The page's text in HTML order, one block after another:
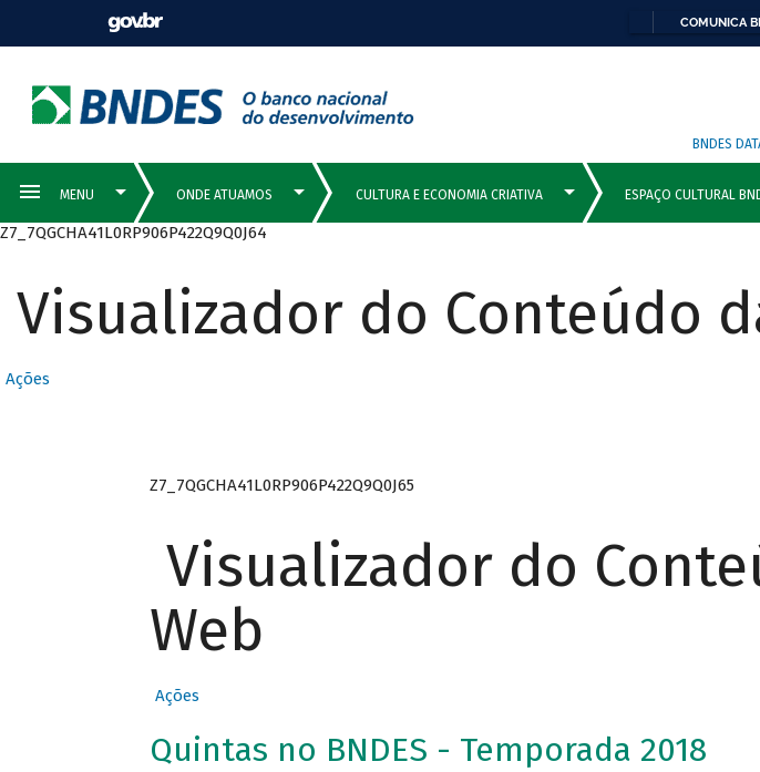
COMUNICA
BNDES
Z7_7QGCHA41L0RP906P422Q9Q0J64
Visualizador do Conteúdo
Ações
Z7_7QGCHA41L0RP906P422Q9Q0J65
Visualizador do
Web
Ações
Quintas no BNDES - Temporada 2018